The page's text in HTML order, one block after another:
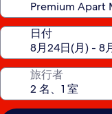
日付
旅行者